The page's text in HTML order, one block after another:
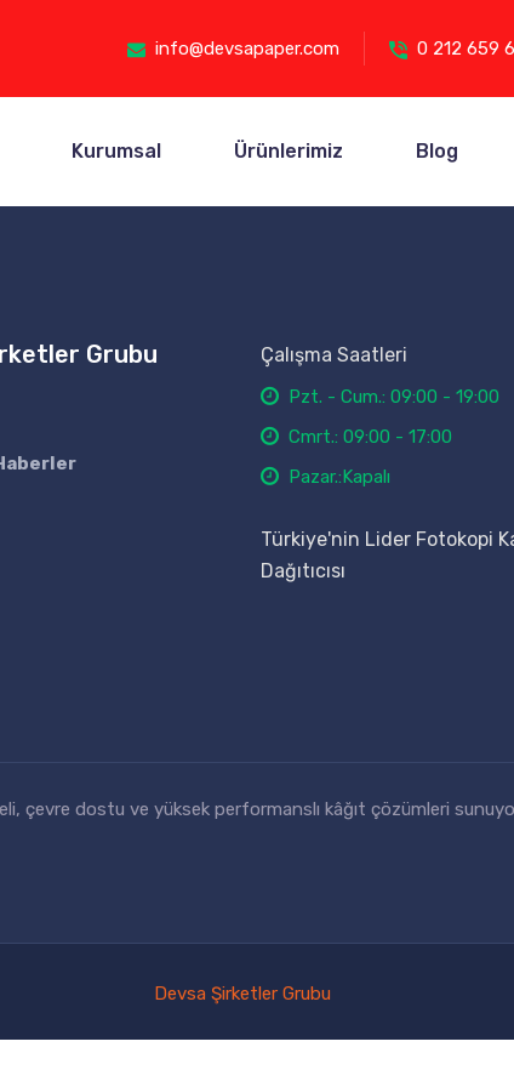
info@devsapaper.com 0 212 659
Kurumsal Ürünlerimiz Blog
Grubu Çalışma Saatleri
Pzt. - Cum.: 09:00 - 19:00
Cmrt.: 09:00 - 17:00
Pazar.:Kapalı
Türkiye'nin Lider Fotokopi
Dağıtıcısı
çevre dostu ve yüksek performanslı kâğıt çözümleri
Devsa Şirketler Grubu